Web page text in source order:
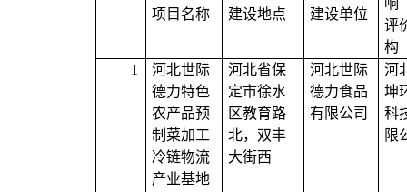
项目名称 建设地点 建设单位
响
评
构
1
河北世际
德力特色
农产品预
制菜加工
冷链物流
产业基地
河北省保
定市徐水
区教育路
北，双丰
大街西
河北世际
德力食品
有限公司
河
坤
科
限